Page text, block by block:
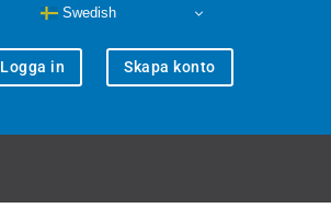
Logga in Skapa konto
Swedish